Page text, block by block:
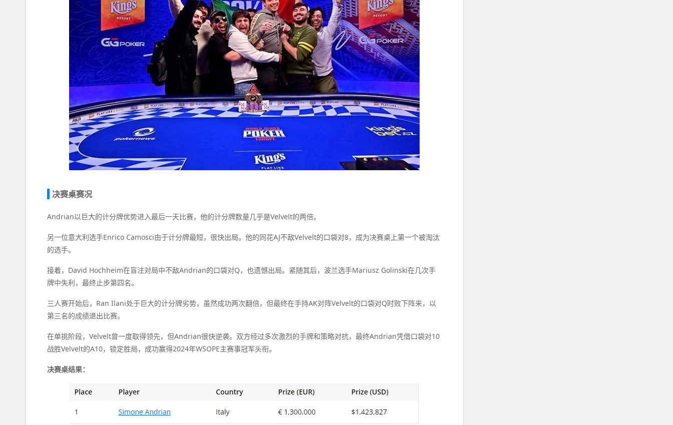
决赛桌赛况
Andrian以巨大的计分牌优势进入最后一天比赛，他的计分牌数量几乎是Velvelt的两倍。
另一位意大利选手Enrico Camosci由于计分牌最短，很快出局。他的同花AJ不敌Velvelt的口袋对8，成为决赛桌上第一个被淘汰
的选手。
接着，David Hochheim在盲注对局中不敌Andrian的口袋对Q，也遗憾出局。紧随其后，波兰选手Mariusz Golinski在几次手
牌中失利，最终止步第四名。
三人赛开始后，Ran Ilani处于巨大的计分牌劣势，虽然成功两次翻倍，但最终在手持AK对阵Velvelt的口袋对Q时败下阵来，以
第三名的成绩退出比赛。
在单挑阶段，Velvelt曾一度取得领先，但Andrian很快逆袭。双方经过多次激烈的手牌和策略对抗，最终Andrian凭借口袋对10
战胜Velvelt的A10，锁定胜局，成功赢得2024年WSOPE主赛事冠军头衔。
决赛桌结果：